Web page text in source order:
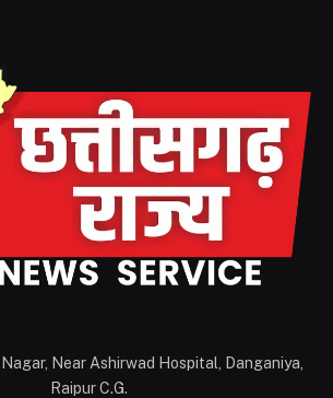
Near Ashirwad Hospital, Danganiya,
Raipur C.G.